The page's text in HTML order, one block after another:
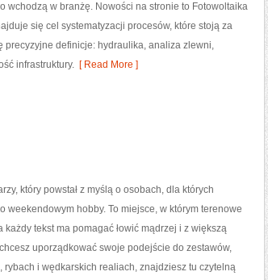
wchodzą w branżę. Nowości na stronie to Fotowoltaika
się cel systematyzacji procesów, które stoją za
precyzyjne definicje: hydraulika, analiza zlewni,
infrastruktury. [ Read More ]
który powstał z myślą o osobach, dla których
weekendowym hobby. To miejsce, w którym terenowe
tekst ma pomagać łowić mądrzej i z większą
uporządkować swoje podejście do zestawów,
i wędkarskich realiach, znajdziesz tu czytelną